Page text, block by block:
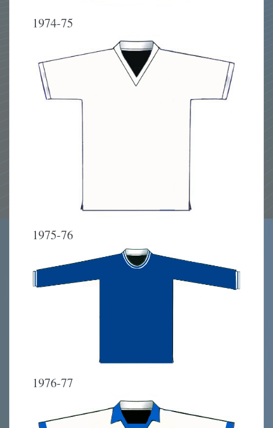
1974-75
1975-76
1976-77